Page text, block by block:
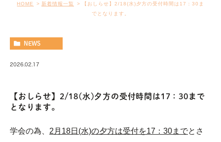
HOME 新着情報一覧
【おしらせ】2/18(水)夕方の受付時間は17：30ま
でとなります。
NEWS
2026.02.17
【おしらせ】2/18(水)夕方の受付時間は17：30まで
となります。
学会の為、 2月18日(水)の夕方は受付を17：30までとさ